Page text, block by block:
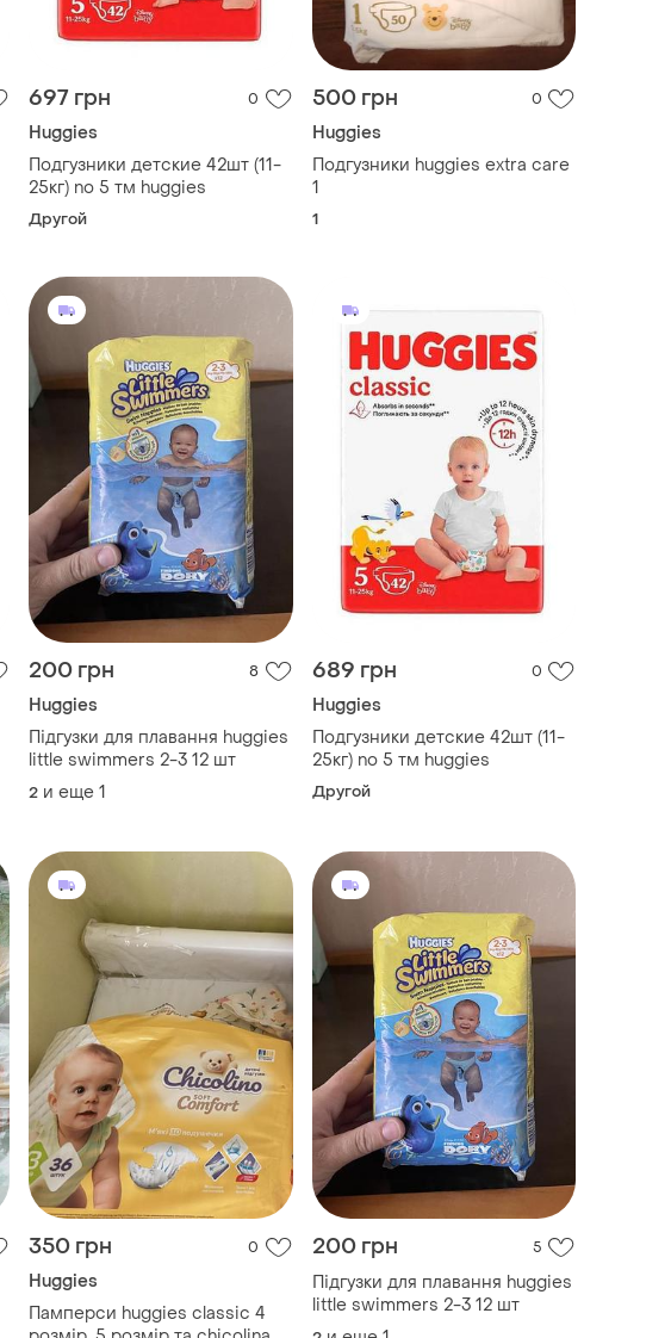
697 грн 0
Huggies
Подгузники детские 42шт (11-
25кг) no 5 тм huggies
Другой
500 грн 0
Huggies
Подгузники huggies extra care
1
1
200 грн 8
Huggies
Підгузки для плавання huggies
little swimmers 2-3 12 шт
2 и еще 1
689 грн 0
Huggies
Подгузники детские 42шт (11-
25кг) no 5 тм huggies
Другой
350 грн 0
Huggies
Памперси huggies classic 4
200 грн 5
Підгузки для плавання huggies
little swimmers 2-3 12 шт